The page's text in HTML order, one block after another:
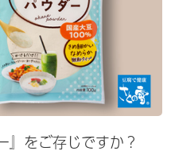
』をご存じですか？